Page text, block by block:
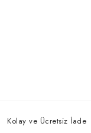
Kolay ve Ücretsiz İade